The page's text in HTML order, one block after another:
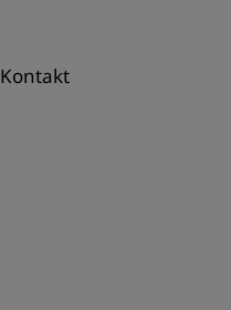
Kontakt